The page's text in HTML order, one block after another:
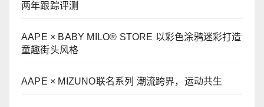
两年跟踪评测
AAPE × BABY MILO® STORE 以彩色涂鸦迷彩打造
童趣街头风格
AAPE × MIZUNO联名系列 潮流跨界，运动共生